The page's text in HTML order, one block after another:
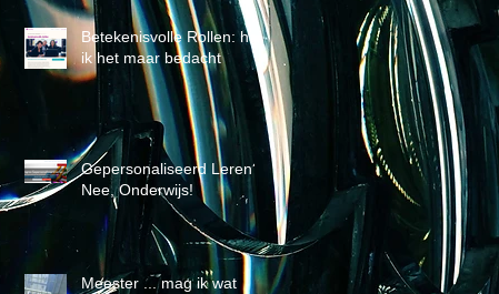
Betekenisvolle Rollen: had
ik het maar bedacht
Gepersonaliseerd Leren?
Nee, Onderwijs!
Meester ... mag ik wat